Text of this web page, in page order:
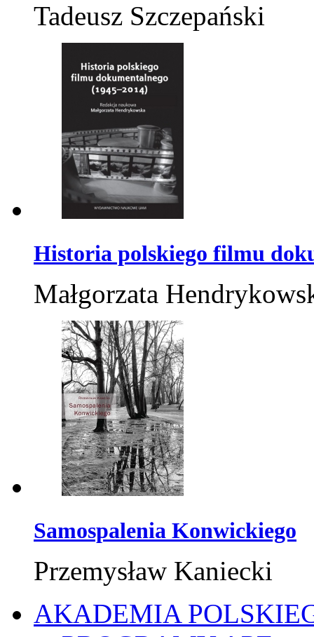
Tadeusz Szczepański
Historia polskiego filmu
Małgorzata
Samospalenia Konwickiego
Przemysław Kaniecki
AKADEMIA